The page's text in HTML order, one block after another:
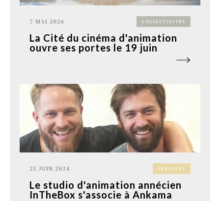
7 MAI 2026 COLLECTIVITÉS
La Cité du cinéma d'animation
ouvre ses portes le 19 juin
25 JUIN 2024 SERVICES
Le studio d'animation annécien
InTheBox s'associe à Ankama